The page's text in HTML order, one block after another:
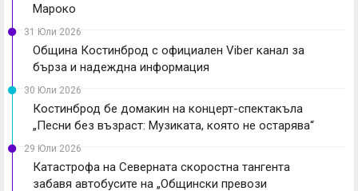
Мароко
31 Юли 2026
Община Костинброд с официален Viber канал за
бърза и надеждна информация
30 Юли 2026
Костинброд бе домакин на концерт-спектакъла
„Песни без възраст: Музиката, която не остарява“
29 Юли 2026
Катастрофа на Северната скоростна тангента
забавя автобусите на „Общински превози